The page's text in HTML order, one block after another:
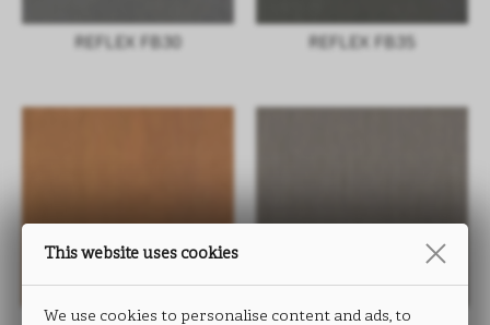
REFLEX FB30 REFLEX FB35
This website uses cookies
We use cookies to personalise content and ads, to